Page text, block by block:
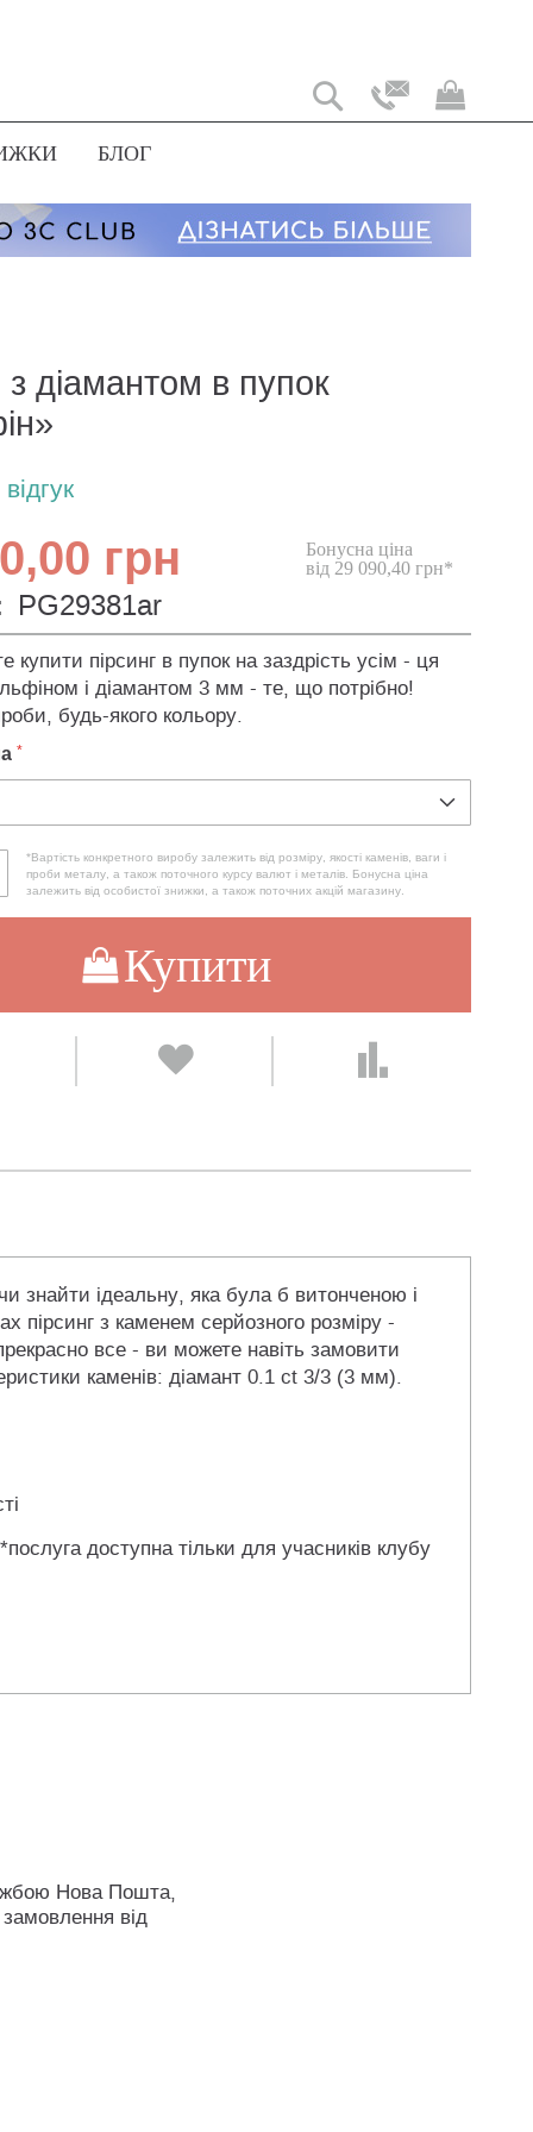
Мій
БЛОГ
з діамантом в пупок
грн
Бонусна ціна
від 29 090,40 грн*
PG29381ar
купити пірсинг в пупок на заздрість усім - ця
і діамантом 3 мм - те, що потрібно!
будь-якого кольору.
*Вартість конкретного виробу залежить від розміру, якості каменів, ваги і
проби металу, а також поточного курсу валют і металів. Бонусна ціна
залежить від особистої знижки, а також поточних акцій магазину.
Купити
знайти ідеальну, яка була б витонченою і
пірсинг з каменем серйозного розміру -
все - ви можете навіть замовити
каменів: діамант 0.1 ct 3/3 (3 мм).
доступна тільки для учасників клубу
Нова Пошта,
від